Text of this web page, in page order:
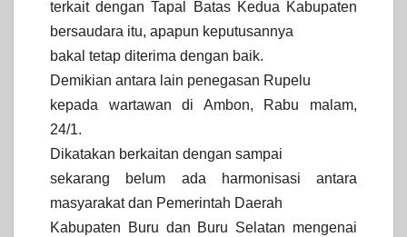
terkait dengan Tapal Batas Kedua Kabupaten
bersaudara itu, apapun keputusannya
bakal tetap diterima dengan baik.
Demikian antara lain penegasan Rupelu
kepada wartawan di Ambon, Rabu malam,
24/1.
Dikatakan berkaitan dengan sampai
sekarang belum ada harmonisasi antara
masyarakat dan Pemerintah Daerah
Kabupaten Buru dan Buru Selatan mengenai